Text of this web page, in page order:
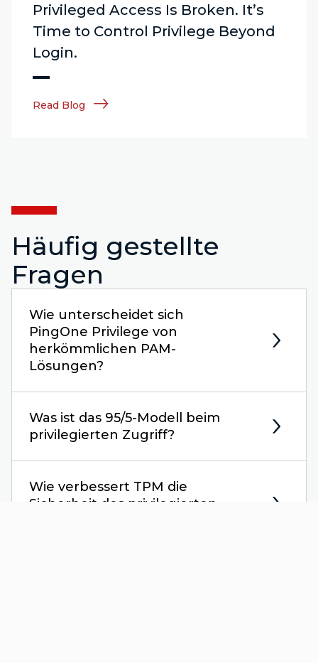
Privileged Access Is Broken. It’s
Time to Control Privilege Beyond
Login.
Read Blog
Häufig gestellte
Fragen
Wie unterscheidet sich
PingOne Privilege von
herkömmlichen PAM-
Lösungen?
Was ist das 95/5-Modell beim
privilegierten Zugriff?
Wie verbessert TPM die
Sicherheit des privilegierten